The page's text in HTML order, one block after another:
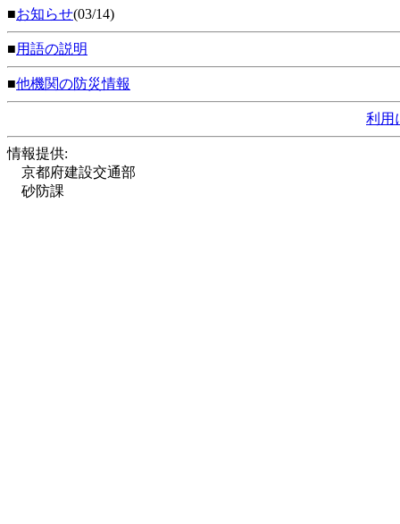
■お知らせ(03/14)
■用語の説明
■他機関の防災情報
利用
情報提供:
京都府建設交通部
砂防課